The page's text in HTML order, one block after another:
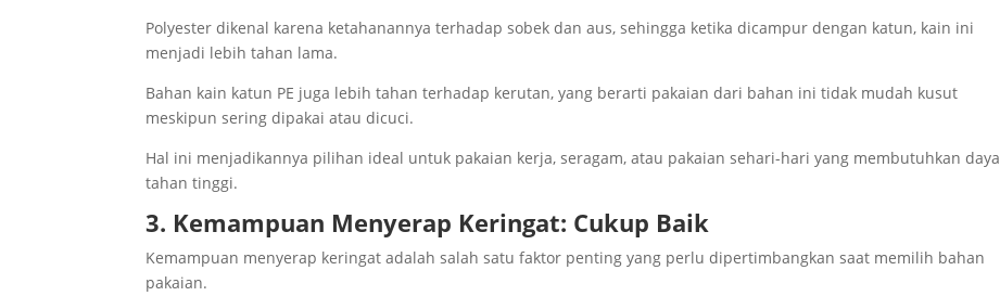
Polyester dikenal karena ketahanannya terhadap sobek dan aus, sehingga ketika dicampur dengan katun, kain ini
menjadi lebih tahan lama.
Bahan kain katun PE juga lebih tahan terhadap kerutan, yang berarti pakaian dari bahan ini tidak mudah kusut
meskipun sering dipakai atau dicuci.
Hal ini menjadikannya pilihan ideal untuk pakaian kerja, seragam, atau pakaian sehari-hari yang membutuhkan daya
tahan tinggi.
3. Kemampuan Menyerap Keringat: Cukup Baik
Kemampuan menyerap keringat adalah salah satu faktor penting yang perlu dipertimbangkan saat memilih bahan
pakaian.